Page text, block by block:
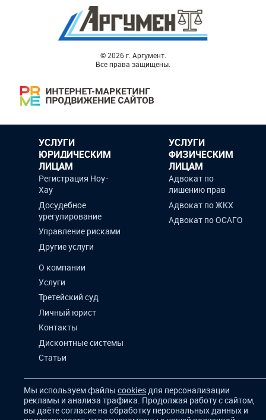
© 2026 г. Аргумент.
Все права защищены.
УСЛУГИ
ЮРИДИЧЕСКИМ
ЛИЦАМ
Регистрация Ноу-
Хау
Досудебное
урегулирование
Управление рисками
Другие услуги
УСЛУГИ
ФИЗИЧЕСКИМ
ЛИЦАМ
Адвокат по
лишению прав
Адвокат по ЖКХ
Адвокат по ОСАГО
О компании
Услуги
Третейский суд
Личный юрист
Контакты
Дисконтные системы
Статьи
Мы используем файлы cookiesдля персонализации
рекламы и анализа трафика. Продолжая работу с сайтом,
вы даёте согласие на обработку персональных данных и